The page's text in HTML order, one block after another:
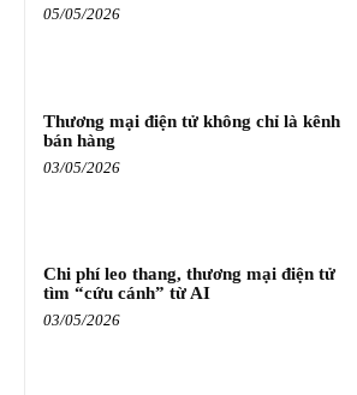
05/05/2026
Thương mại điện tử không chỉ là kênh
bán hàng
03/05/2026
Chi phí leo thang, thương mại điện tử
tìm “cứu cánh” từ AI
03/05/2026